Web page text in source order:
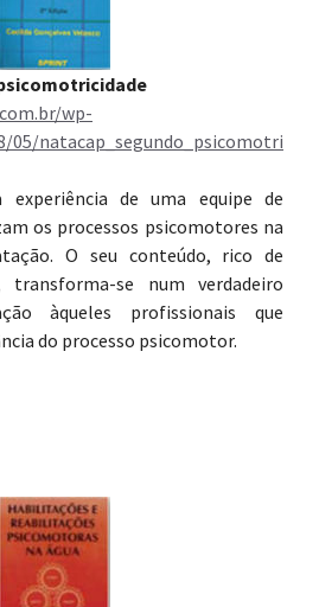
wp-
05/natacap_segundo_psicomotri
de uma equipe de
os processos psicomotores na
O seu conteúdo, rico de
se num verdadeiro
àqueles profissionais que
do processo psicomotor.